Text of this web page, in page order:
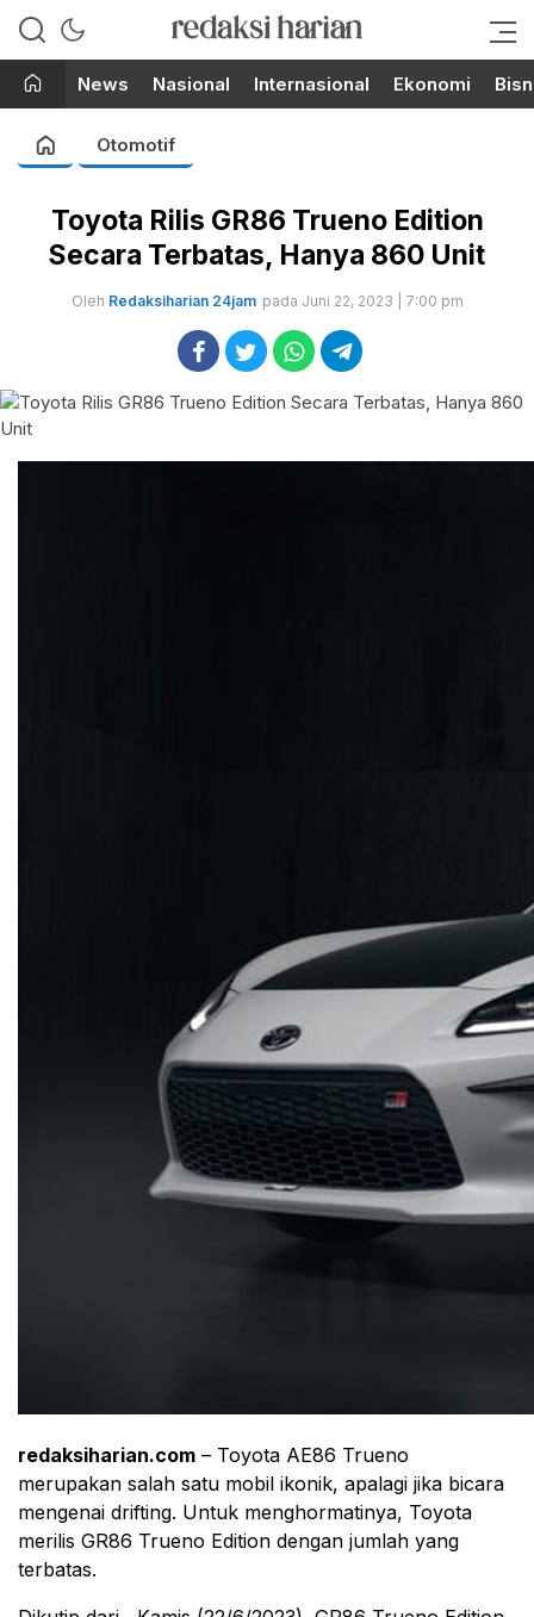
RedaksiHarian.com
Berita Terupdate dari Redaksi
News Nasional Internasional Ekonomi
Otomotif
Toyota Rilis GR86 Trueno Edition
Secara Terbatas, Hanya 860 Unit
Oleh Redaksiharian 24jam pada Juni 22, 2023 | 7:00 pm
redaksiharian.com – Toyota AE86 Trueno
merupakan salah satu mobil ikonik, apalagi jika bicara
mengenai drifting. Untuk menghormatinya, Toyota
merilis GR86 Trueno Edition dengan jumlah yang
terbatas.